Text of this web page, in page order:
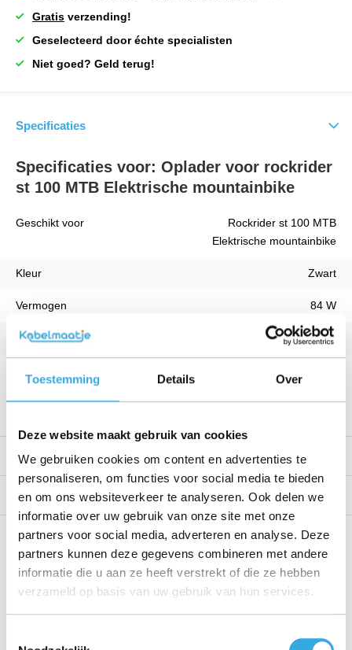
Toestemming Details Over
Deze website maakt gebruik van cookies
We gebruiken cookies om content en advertenties te
personaliseren, om functies voor social media te bieden
en om ons websiteverkeer te analyseren. Ook delen we
informatie over uw gebruik van onze site met onze
partners voor social media, adverteren en analyse. Deze
partners kunnen deze gegevens combineren met andere
informatie die u aan ze heeft verstrekt of die ze hebben
verzameld op basis van uw gebruik van hun services.
Gratis verzending!
Geselecteerd door échte specialisten
Niet goed? Geld terug!
Specificaties
Specificaties voor: Oplader voor rockrider
st 100 MTB Elektrische mountainbike
Geschikt voor
Rockrider st 100 MTB
Elektrische mountainbike
Kleur Zwart
Vermogen 84 W
Kabellengte 1.8 Meter
Bekijk alle specificaties
Productomschrijving
Reviews
Share this product!